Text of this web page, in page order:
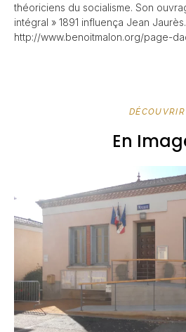
théoriciens du socialisme. Son
intégral » 1891 influença Jean Jaurès.
http://www.benoitmalon.org/page-
DÉCOUVRIR
En